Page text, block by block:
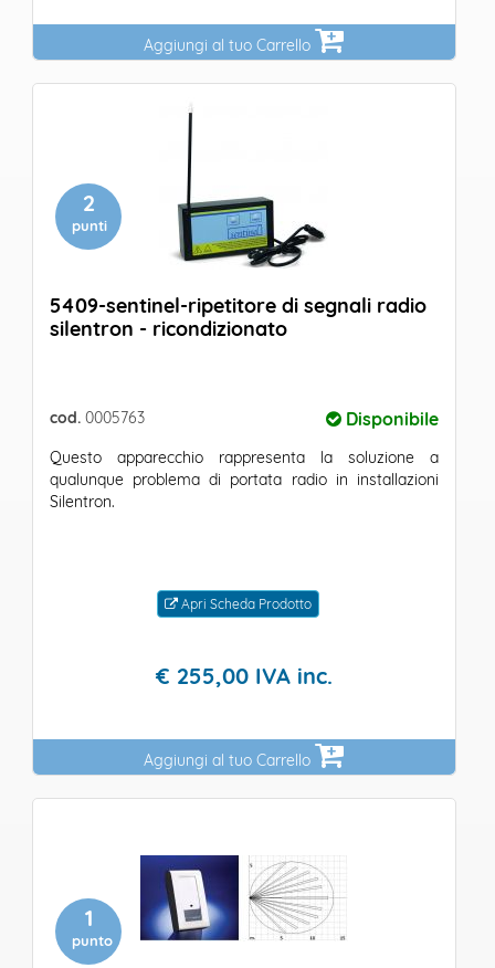
Aggiungi al tuo Carrello
2
punti
5409-sentinel-ripetitore di segnali radio
silentron - ricondizionato
cod.0005763 Disponibile
Questo apparecchio rappresenta la soluzione a
qualunque problema di portata radio in installazioni
Silentron.
Apri Scheda Prodotto
€ 255,00 IVA inc.
Aggiungi al tuo Carrello
1
punto